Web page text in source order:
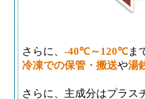
さらに、 ‐40℃～120℃ま
冷凍での保管・搬送や湯
さらに、主成分はプラス